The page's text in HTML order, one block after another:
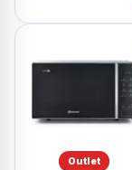
Outlet